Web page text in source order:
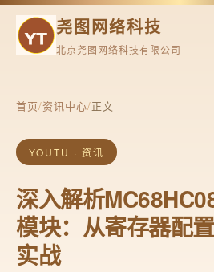
尧图网络科技
北京尧图网络科技有限公司
首页/资讯中心/正文
YOUTU · 资讯
深入解析
模块：从寄存器配
实战